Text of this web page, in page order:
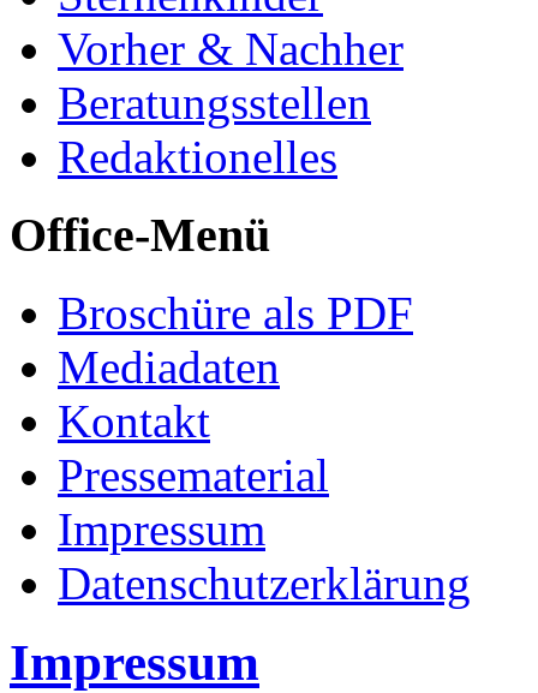
Vorher & Nachher
Beratungsstellen
Redaktionelles
Office-Menü
Broschüre als PDF
Mediadaten
Kontakt
Pressematerial
Impressum
Datenschutzerklärung
Impressum